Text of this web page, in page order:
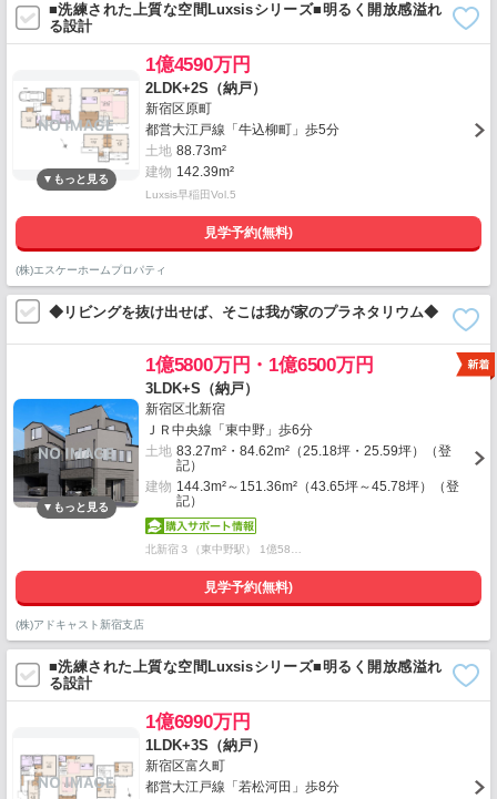
■洗練された上質な空間Luxsisシリーズ■明るく開放感溢れ
る設計
1億4590万円
2LDK+2S（納戸）
新宿区原町
都営大江戸線「牛込柳町」歩5分
土地 88.73m²
建物 142.39m²
Luxsis早稲田Vol.5
見学予約(無料)
(株)エスケーホームプロパティ
◆リビングを抜け出せば、そこは我が家のプラネタリウム◆
1億5800万円・1億6500万円
3LDK+S（納戸）
新宿区北新宿
ＪＲ中央線「東中野」歩6分
土地 83.27m²・84.62m²（25.18坪・25.59坪）（登
記）
建物 144.3m²～151.36m²（43.65坪～45.78坪）（登
記）
北新宿３（東中野駅） 1億58…
見学予約(無料)
(株)アドキャスト新宿支店
■洗練された上質な空間Luxsisシリーズ■明るく開放感溢れ
る設計
1億6990万円
1LDK+3S（納戸）
新宿区富久町
都営大江戸線「若松河田」歩8分